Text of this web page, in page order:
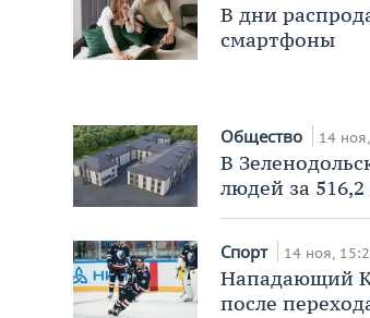
В дни
смартфоны
Общество 14
В
людей за
Спорт 14 ноя,
Нападающий
после